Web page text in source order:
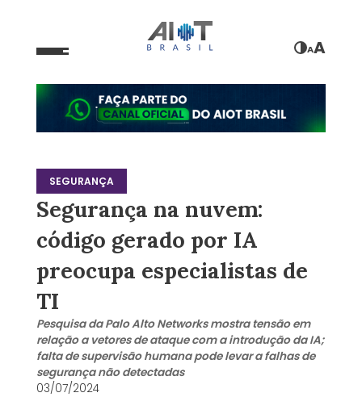
AA
SEGURANÇA
Segurança na nuvem:
código gerado por IA
preocupa especialistas de
TI
Pesquisa da Palo Alto Networks mostra tensão em
relação a vetores de ataque com a introdução da IA;
falta de supervisão humana pode levar a falhas de
segurança não detectadas
03/07/2024